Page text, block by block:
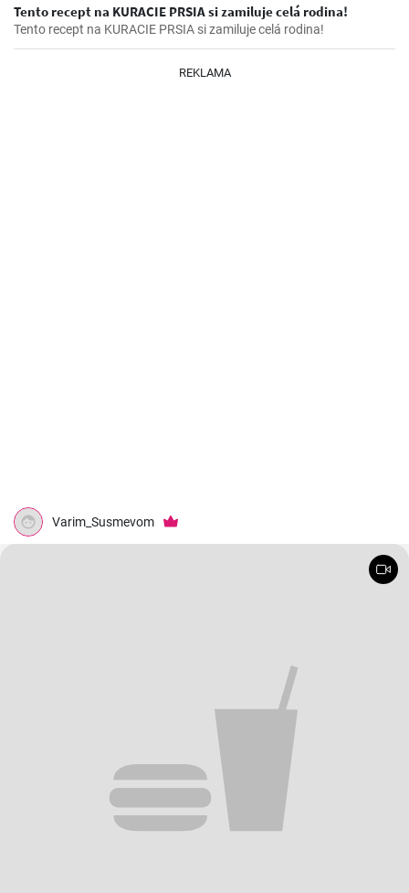
Tento recept na KURACIE PRSIA si zamiluje celá rodina!
Tento recept na KURACIE PRSIA si zamiluje celá rodina!
REKLAMA
Varim_Susmevom